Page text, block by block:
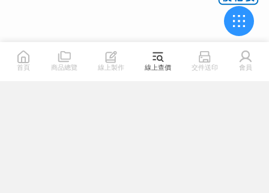
首頁 商品總覽 線上製作 線上查價 交件送印 會員